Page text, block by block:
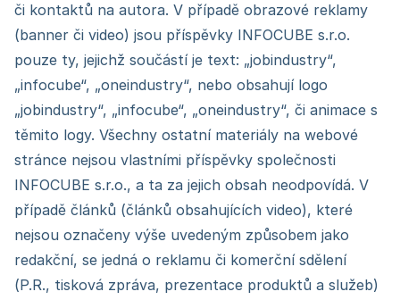
či kontaktů na autora. V případě obrazové reklamy
(banner či video) jsou příspěvky INFOCUBE s.r.o.
pouze ty, jejichž součástí je text: „jobindustry“,
„infocube“, „oneindustry“, nebo obsahují logo
„jobindustry“, „infocube“, „oneindustry“, či animace s
těmito logy. Všechny ostatní materiály na webové
stránce nejsou vlastními příspěvky společnosti
INFOCUBE s.r.o., a ta za jejich obsah neodpovídá. V
případě článků (článků obsahujících video), které
nejsou označeny výše uvedeným způsobem jako
redakční, se jedná o reklamu či komerční sdělení
(P.R., tisková zpráva, prezentace produktů a služeb)